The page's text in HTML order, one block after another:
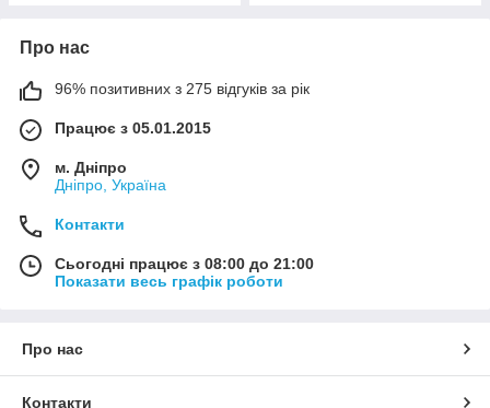
Про нас
96% позитивних з 275 відгуків за рік
Працює з 05.01.2015
м. Дніпро
Дніпро, Україна
Контакти
Сьогодні працює з 08:00 до 21:00
Показати весь графік роботи
Про нас
Контакти